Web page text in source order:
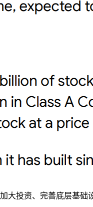
大投资、完善底层基础